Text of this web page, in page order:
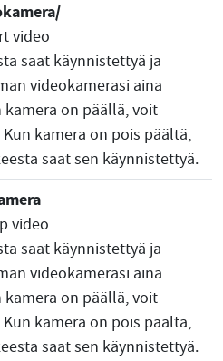
video
saat käynnistettyä ja
videokamerasi aina
kamera on päällä, voit
kamera on pois päältä,
saat sen käynnistettyä.
video
saat käynnistettyä ja
videokamerasi aina
kamera on päällä, voit
kamera on pois päältä,
saat sen käynnistettyä.